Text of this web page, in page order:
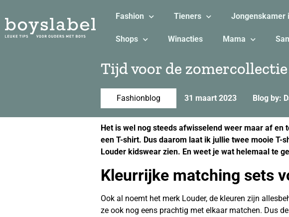
Fashion Tieners Jongenskamer
Shops Winacties Mama
Tijd voor de
Fashionblog 31 maart 2023 Blog by:
Het is wel nog steeds afwisselend weer maar af en
een T-shirt. Dus daarom laat ik jullie twee mooie T-
Louder kidswear zien. En weet je wat helemaal te
Kleurrijke matching sets
Ook al noemt het merk Louder, de kleuren zijn
ze ook nog eens prachtig met elkaar matchen. Dus